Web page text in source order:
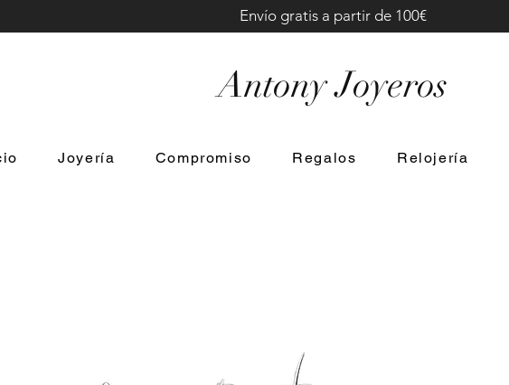
Antony Joyeros
Envío gratis a partir de 100€
Joyería Compromiso Regalos Relojería